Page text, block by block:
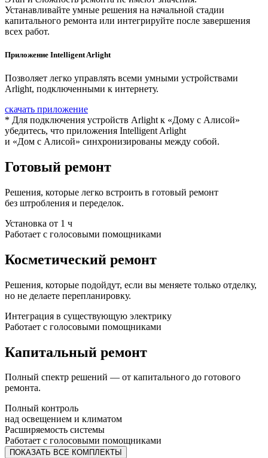
Устанавливайте умные решения на начальной стадии
капитального ремонта или интегрируйте после завершения
всех работ.
Приложение Intelligent Arlight
Позволяет легко управлять всеми умными устройствами
Arlight, подключенными к интернету.
скачать приложение
* Для подключения устройств Arlight к «Дому с Алисой»
убедитесь, что приложения Intelligent Arlight
и «Дом с Алисой» синхронизированы между собой.
Готовый ремонт
Решения, которые легко встроить в готовый ремонт
без штробления и переделок.
Установка от 1 ч
Работает с голосовыми помощниками
Косметический ремонт
Решения, которые подойдут, если вы меняете только отделку,
но не делаете перепланировку.
Интеграция в существующую электрику
Работает с голосовыми помощниками
Капитальный ремонт
Полный спектр решений — от капитального до готового
ремонта.
Полный контроль
над освещением и климатом
Расширяемость системы
Работает с голосовыми помощниками
ПОКАЗАТЬ ВСЕ КОМПЛЕКТЫ